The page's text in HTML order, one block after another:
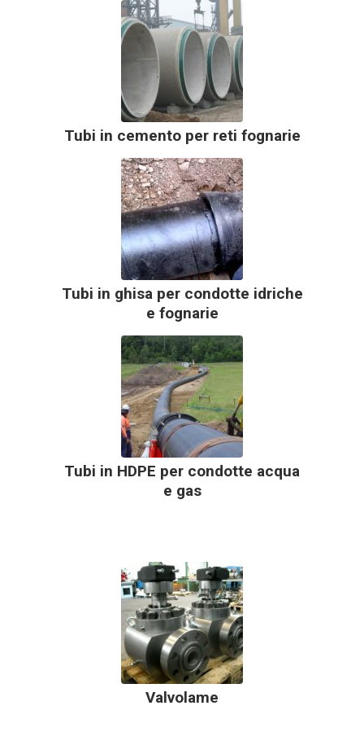
Tubi in cemento per reti fognarie
Tubi in ghisa per condotte idriche
e fognarie
Tubi in HDPE per condotte acqua
e gas
Valvolame